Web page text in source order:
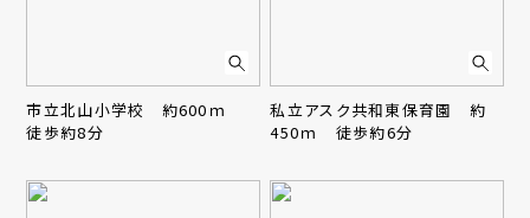
市立北山小学校 約600ｍ
徒歩約8分
私立アスク共和東保育園 約
450ｍ 徒歩約6分